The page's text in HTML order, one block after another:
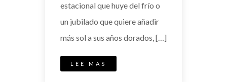
estacional que huye del frío o
un jubilado que quiere añadir
más sol a sus años dorados, […]
LEE MAS